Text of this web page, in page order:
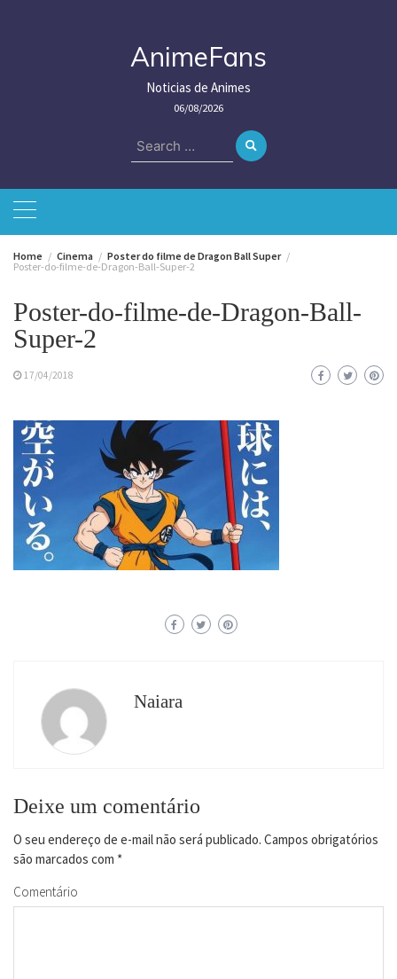
AnimeFans
Noticias de Animes
06/08/2026
Search
for:
Home Cinema
Poster do filme de Dragon Ball Super
Poster-do-filme-de-Dragon-Ball-Super-2
Poster-do-filme-de-Dragon-Ball-
Super-2
17/04/2018
Naiara
Deixe um comentário
O seu endereço de e-mail não será publicado. Campos obrigatórios
são marcados com *
Comentário